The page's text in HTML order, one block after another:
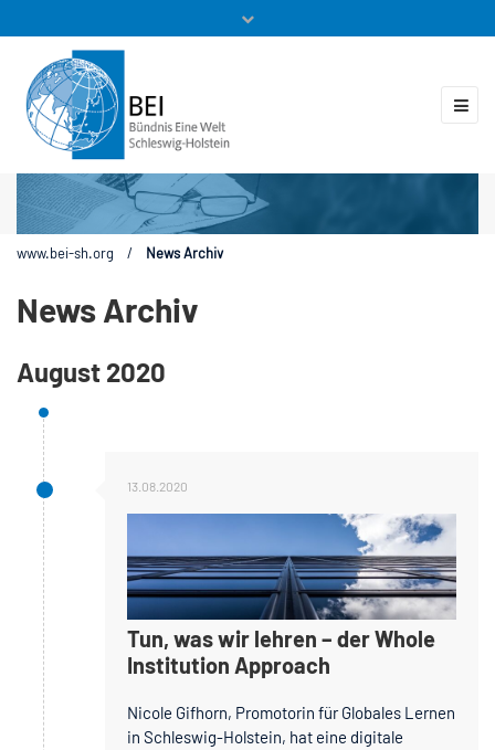
Mitglieder
www.bei-sh.org / News Archiv
News Archiv
August 2020
13.08.2020
Tun, was wir lehren – der Whole
Institution Approach
Nicole Gifhorn, Promotorin für Globales Lernen
in Schleswig-Holstein, hat eine digitale